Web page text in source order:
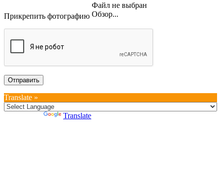
Прикрепить фотографию
Файл не выбран
Обзор...
Translate »
Translate